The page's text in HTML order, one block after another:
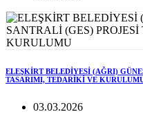
ELEŞKİRT BELEDİYESİ (AĞRI)
TASARIMI, TEDARİKİ VE
03.03.2026